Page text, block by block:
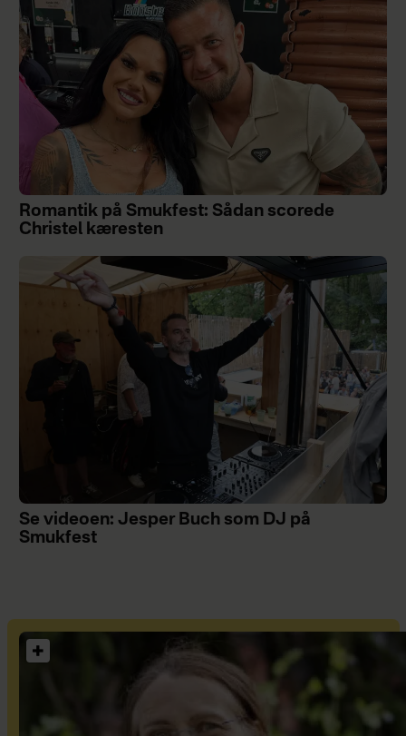
Romantik på Smukfest: Sådan scorede
Christel kæresten
Se videoen: Jesper Buch som DJ på
Smukfest